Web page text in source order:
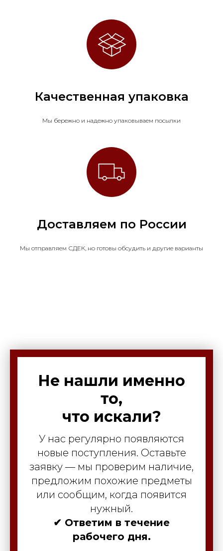
Качественная упаковка
Мы бережно и надежно упаковываем посылки
Доставляем по России
Мы отправляем СДЕК, но готовы обсудить и другие варианты
Не нашли именно
то,
что искали?
У нас регулярно появляются
новые поступления. Оставьте
заявку — мы проверим наличие,
предложим похожие предметы
или сообщим, когда появится
нужный.
✔ Ответим в течение
рабочего дня.